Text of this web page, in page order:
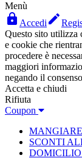
Menù
 Accedi 
Questo sito
e cookie che
procedere è
maggiori
negando il consenso
Accetta e chiudi
Rifiuta
Coupon
SCONTI
DOMICILIO